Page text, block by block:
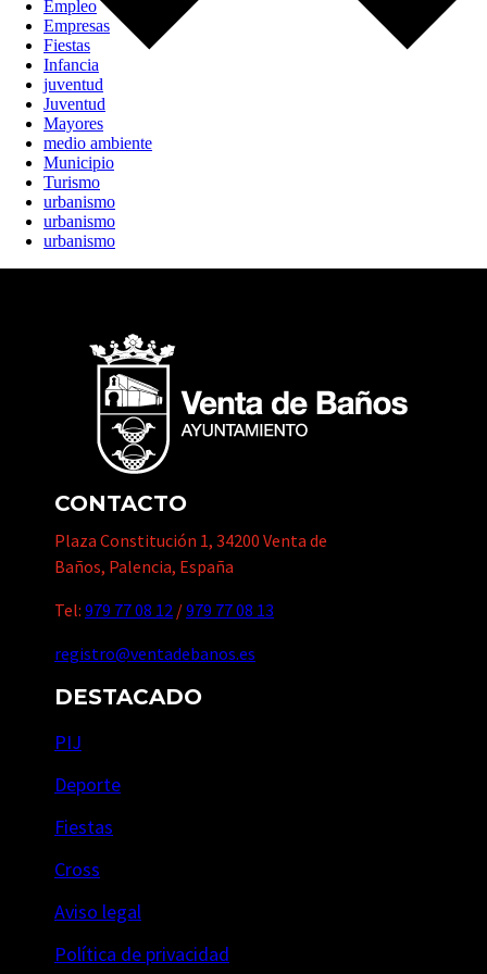
Empleo
Empresas
Fiestas
Infancia
juventud
Juventud
Mayores
medio ambiente
Municipio
Turismo
urbanismo
urbanismo
urbanismo
CONTACTO
Plaza Constitución 1, 34200 Venta de
Baños, Palencia, España
Tel: 979 77 08 12 /979 77 08 13
registro@ventadebanos.es
DESTACADO
PIJ
Deporte
Fiestas
Cross
Aviso legal
Política de privacidad